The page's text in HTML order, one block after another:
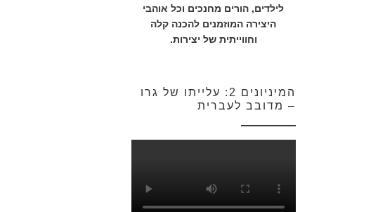
לילדים, הורים מחנכים וכל אוהבי
היצירה המוזמנים להכנה קלה
וחווייתית של יצירות.
המיניונים 2: עלייתו של גרו
– מדובב לעברית